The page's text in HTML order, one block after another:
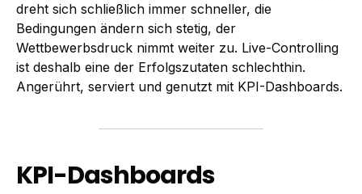
dreht sich schließlich immer schneller, die
Bedingungen ändern sich stetig, der
Wettbewerbsdruck nimmt weiter zu. Live-Controlling
ist deshalb eine der Erfolgszutaten schlechthin.
Angerührt, serviert und genutzt mit KPI-Dashboards.
KPI-Dashboards